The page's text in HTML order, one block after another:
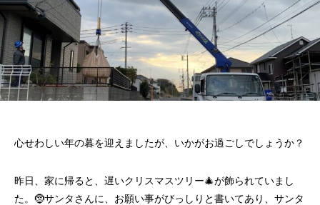
心せわしい年の暮を迎えましたが、いかがお過ごしでしょうか？
昨日、家に帰ると、遅いクリスマスツリー🎄が飾られていまし
た。🤶サンタさんに、お願い事がびっしりと書いてあり、サンタ